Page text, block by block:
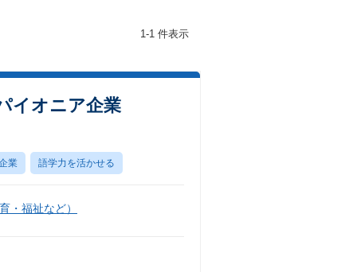
1-1 件表示
イオニア企業
業 語学力を活かせる
・福祉など）